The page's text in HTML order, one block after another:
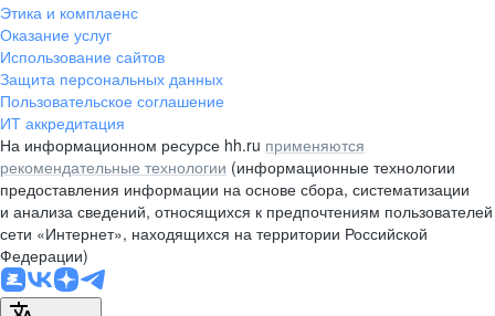
pr@rabota.by
Алматы
пр. Абая, д. 151, БЦ Алатау,
12 этаж, офис 1209
+7 727 232-13-13
pr@headhunter.com.kz
Этика и комплаенс
Оказание услуг
Использование сайтов
Защита персональных данных
Пользовательское соглашение
ИТ аккредитация
На информационном ресурсе hh.ru применяются
рекомендательные технологии (информационные технологии
предоставления информации на основе сбора, систематизации
и анализа сведений, относящихся к предпочтениям пользователей
сети «Интернет», находящихся на территории Российской
Федерации)